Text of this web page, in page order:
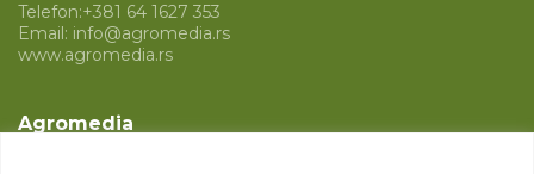
Telefon:+381 64 1627 353
Email: info@agromedia.rs
www.agromedia.rs
Agromedia